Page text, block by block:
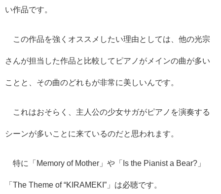
い作品です。
この作品を強くオススメしたい理由としては、他の光宗
さんが担当した作品と比較してピアノがメインの曲が多い
ことと、その曲のどれもが非常に美しいんです。
これはおそらく、主人公の少女サガがピアノを演奏する
シーンが多いことに来ているのだと思われます。
特に「Memory of Mother」や「Is the Pianist a Bear?」
「The Theme of “KIRAMEKI”」は必聴です。